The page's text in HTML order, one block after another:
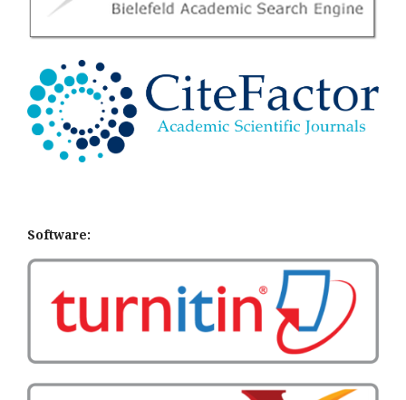
Software: